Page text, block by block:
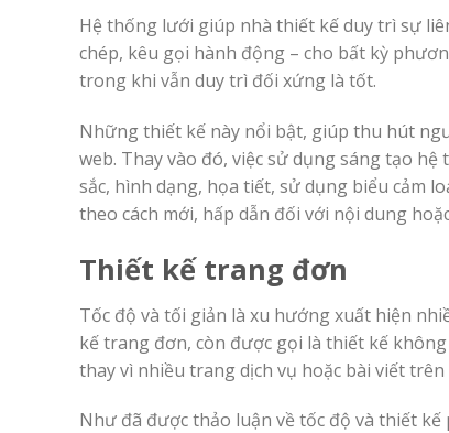
Hệ thống lưới giúp nhà thiết kế duy trì sự
chép, kêu gọi hành động – cho bất kỳ
trong khi vẫn duy trì đối xứng là tốt.
Những thiết kế này nổi bật, giúp thu hút
web. Thay vào đó, việc sử dụng sáng tạo
sắc, hình dạng, họa tiết, sử dụng biểu cảm
theo cách mới, hấp dẫn đối với nội dung
Thiết kế trang đơn
Tốc độ và tối giản là xu hướng xuất hiện
kế trang đơn, còn được gọi là thiết kế
thay vì nhiều trang dịch vụ hoặc bài viết
Như đã được thảo luận về tốc độ và thiết kế